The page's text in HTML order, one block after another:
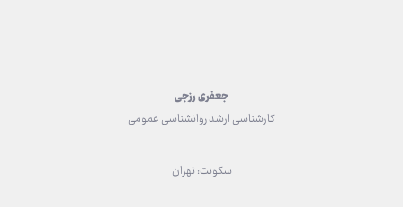
جعفری رزجی
کارشناسی ارشد روانشناسی عمومی
سکونت: تهران